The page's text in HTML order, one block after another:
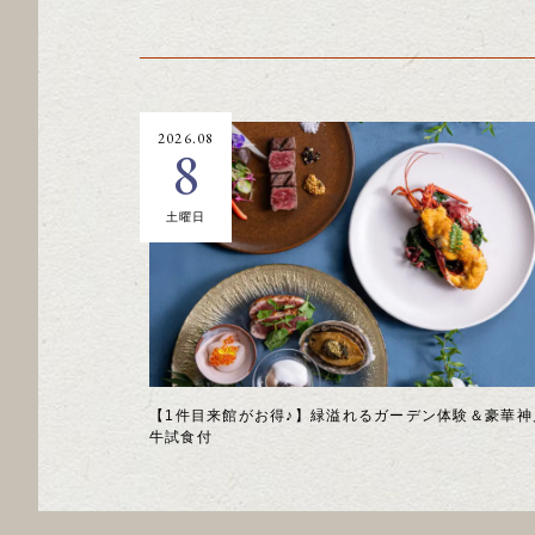
【1件目来館がお得♪】緑溢れるガーデン体験＆豪華
牛試食付
2026.08
8
土曜日